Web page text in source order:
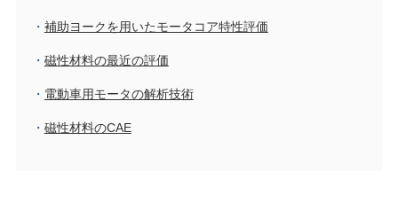
補助ヨークを用いたモータコア特性評価
磁性材料の最近の評価
電動車用モータの解析技術
磁性材料のCAE